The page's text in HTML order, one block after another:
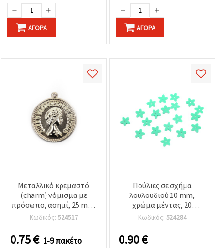
ΑΓΟΡΆ ΑΓΟΡΆ
Μεταλλικό κρεμαστό
(charm) νόμισμα με
πρόσωπο, ασημί, 25 mm,
οπή 2 mm - 10 τεμ.
Κωδικός: 524517
0.75€ 1-9 πακέτο
Πούλιες σε σχήμα
λουλουδιού 10 mm,
χρώμα μέντας, 20
γραμμάρια – ιδανικές για
ράψιμο, χειροτεχνίες και
διακόσμηση
Κωδικός: 524284
0.90€